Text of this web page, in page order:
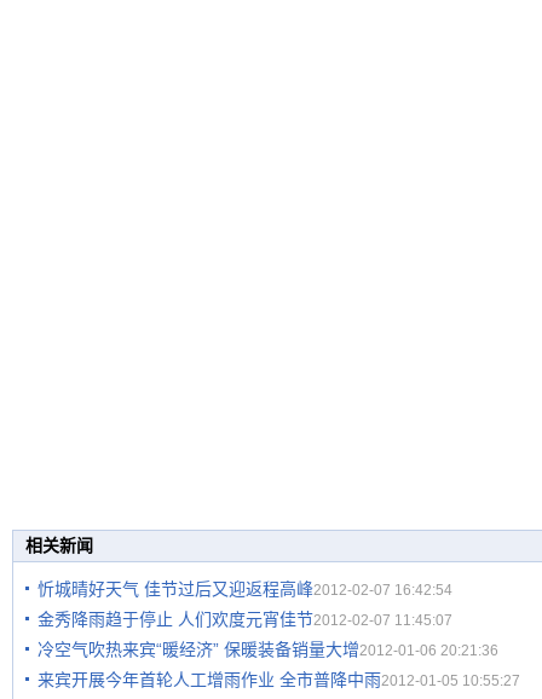
相关新闻
忻城晴好天气 佳节过后又迎返程高峰2012-02-07 16:42:54
金秀降雨趋于停止 人们欢度元宵佳节2012-02-07 11:45:07
冷空气吹热来宾“暖经济” 保暖装备销量大增2012-01-06 20:21:36
来宾开展今年首轮人工增雨作业 全市普降中雨2012-01-05 10:55:27